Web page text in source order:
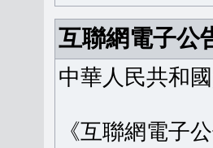
互聯網電子公
中華人民共和
《互聯網電子